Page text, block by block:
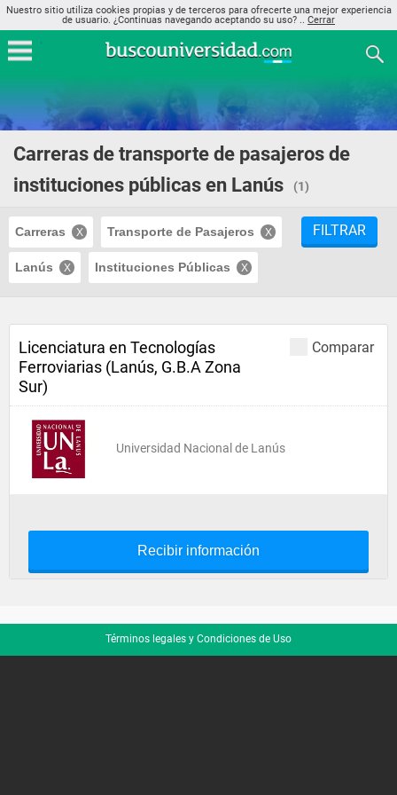
Nuestro sitio utiliza cookies propias y de terceros para ofrecerte una mejor experiencia
de usuario. ¿Continuas navegando aceptando su uso? .. Cerrar
Carreras de transporte de pasajeros de
instituciones públicas en Lanús
(1)
Carreras Transporte de Pasajeros
Lanús Instituciones Públicas
FILTRAR
Comparar
Licenciatura en Tecnologías
Ferroviarias (Lanús, G.B.A Zona
Sur)
Universidad Nacional de Lanús
Recibir información
Términos legales y Condiciones de Uso